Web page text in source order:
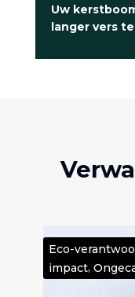
Uw
langer vers
Eco-
impact,